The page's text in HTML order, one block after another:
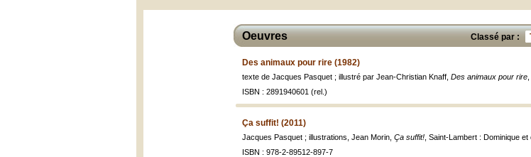
Classé par :
Oeuvres
Des animaux pour rire (1982)
texte de Jacques Pasquet ; illustré par Jean-Christian Knaff, Des animaux pour rire
ISBN : 2891940601 (rel.)
Ça suffit! (2011)
Jacques Pasquet ; illustrations, Jean Morin, Ça suffit! , Saint-Lambert : Dominique
ISBN : 978-2-89512-897-7